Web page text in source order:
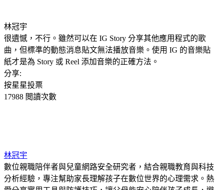
林冠宇
很遺憾，不行。雖然可以在 IG Story 分享其他應用程式的歌
曲，但標準的動態消息貼文無法播放音樂。使用 IG 的音樂貼
紙才是為 Story 或 Reel 添加音樂的正確方法。
分享:
按星星投票
17988 閲讀次數
林冠宇
數位親職陪伴者與兒童網路安全研究者，結合親職教育與科技
分析經驗，專注幫助家長理解孩子在數位世界的心理需求。熱